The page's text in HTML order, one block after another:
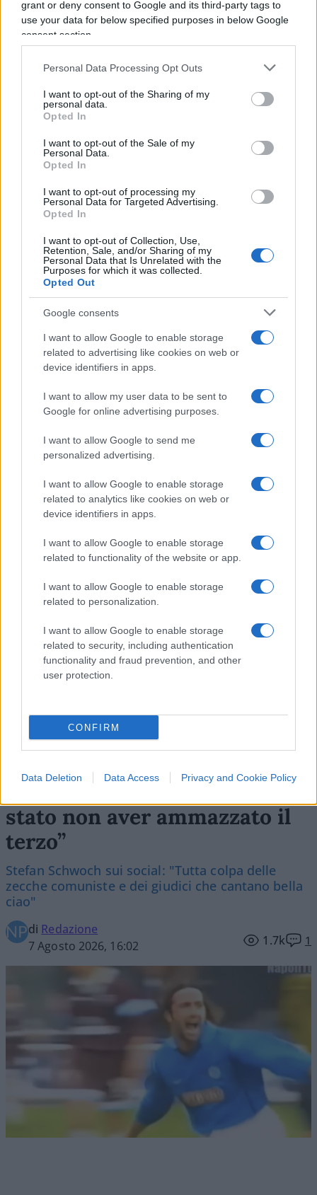
grant or deny consent to Google and its third-party tags to
use your data for below specified purposes in below Google
consent section.
Personal Data Processing Opt Outs
I want to opt-out of the Sharing of my
personal data.
Opted In
I want to opt-out of the Sale of my
Personal Data.
Opted In
I want to opt-out of processing my
Personal Data for Targeted Advertising.
Opted In
I want to opt-out of Collection, Use,
Retention, Sale, and/or Sharing of my
Personal Data that Is Unrelated with the
Purposes for which it was collected.
Opted Out
Google consents
I want to allow Google to enable storage
related to advertising like cookies on web or
device identifiers in apps.
I want to allow my user data to be sent to
Google for online advertising purposes.
I want to allow Google to send me
personalized advertising.
I want to allow Google to enable storage
related to analytics like cookies on web or
device identifiers in apps.
I want to allow Google to enable storage
related to functionality of the website or app.
I want to allow Google to enable storage
related to personalization.
I want to allow Google to enable storage
related to security, including authentication
functionality and fraud prevention, and other
user protection.
CONFIRM
Data Deletion Data Access Privacy and Cookie Policy
errori già evidenti , renderli strutturali e
irreversibili, e allontanare ulteriormente le
decisioni dalle persone, dalle imprese, dalle
economie reali.
La risposta non è “più Europa”
, ma meno potere
sovranità individuale, più limiti al potere politico,
più Libertà.
dell’Occidente: è uno dei loro principali
moltiplicatori, e oggi Trump viene usato come
pretesto per dirigere e centralizzare ancora di più.
Andrea Bernaudo, 24 gennaio 2026
Nicolaporro.it è anche su Whatsapp. È
sufficientecliccare quiper iscriversi al canale ed
essere sempre aggiornati (gratis).
#DONALD TRUMP #UNIONE EUROPEA
23
Vignetta del 07/08/2026
Vai all'archivio delle vignette
L’ex bomber a gamba tesa sul
caso Roggero: “L’errore è
stato non aver ammazzato il
terzo”
Stefan Schwoch sui social: "Tutta colpa delle
zecche comuniste e dei giudici che cantano bella
ciao"
di Redazione
7 Agosto 2026, 16:02
1.7k 1